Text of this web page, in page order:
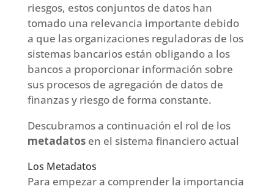
riesgos, estos conjuntos de datos han
tomado una relevancia importante debido
a que las organizaciones reguladoras de los
sistemas bancarios están obligando a los
bancos a proporcionar información sobre
sus procesos de agregación de datos de
finanzas y riesgo de forma constante.
Descubramos a continuación el rol de los
metadatos en el sistema financiero actual
Los Metadatos
Para empezar a comprender la importancia